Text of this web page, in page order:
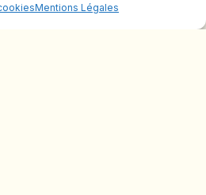
Mentions Légales